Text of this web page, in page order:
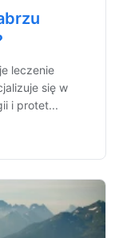
leczenie
się w
i protet...